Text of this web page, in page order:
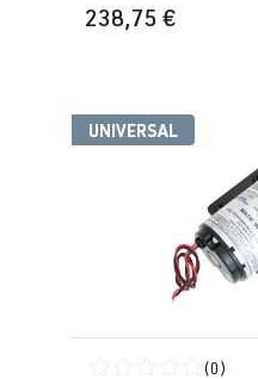
238,75 €
UNIVERSAL
(0)